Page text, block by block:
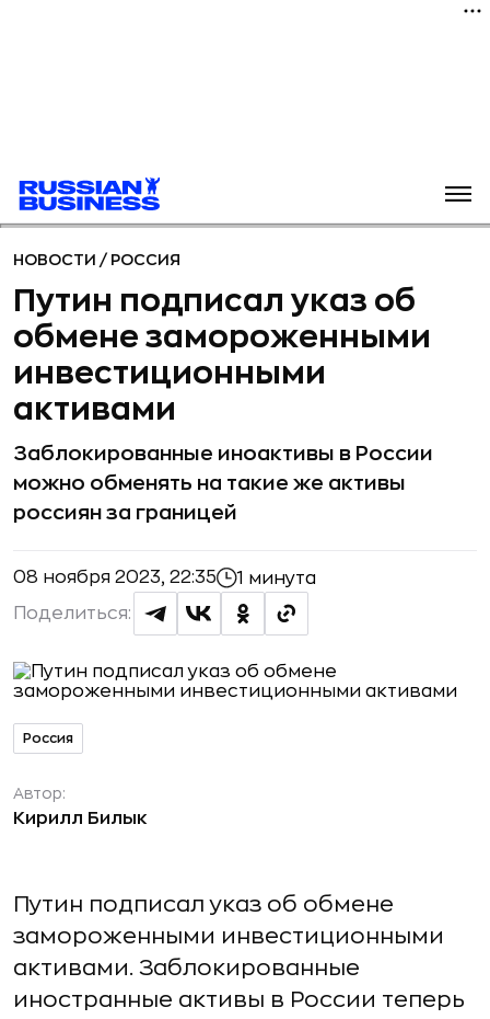
НОВОСТИ / РОССИЯ
Путин подписал указ об
обмене замороженными
инвестиционными
активами
Заблокированные иноактивы в России
можно обменять на такие же активы
россиян за границей
08 ноября 2023, 22:35 1 минута
Поделиться:
Россия
Автор:
Кирилл Билык
Путин подписал указ об обмене
замороженными инвестиционными
активами. Заблокированные
иностранные активы в России теперь